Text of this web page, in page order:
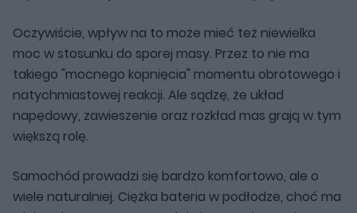
Oczywiście, wpływ na to może mieć też niewielka
moc w stosunku do sporej masy. Przez to nie ma
takiego "mocnego kopnięcia" momentu obrotowego i
natychmiastowej reakcji. Ale sądzę, że układ
napędowy, zawieszenie oraz rozkład mas grają w tym
większą rolę.
Samochód prowadzi się bardzo komfortowo, ale o
wiele naturalniej. Ciężka bateria w podłodze, choć ma